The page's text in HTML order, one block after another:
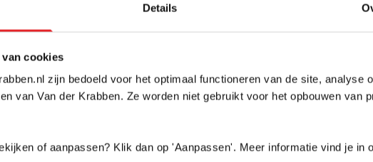
Details
cookies
zijn bedoeld voor het optimaal functioneren van de site, analyse
van Van der Krabben. Ze worden niet gebruikt voor het opbouwen van
of aanpassen? Klik dan op 'Aanpassen'. Meer informatie vind je in
keuken, voorzien van een oven en kookplaat,
zelfstandig te gebruiken is. De combinatie van
breed inzetbaar voor uiteenlopende